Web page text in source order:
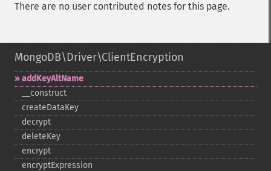
There are no user contributed notes for this page.
MongoDB\Driver\ClientEncryption
addKeyAltName
_​_​construct
createDataKey
decrypt
deleteKey
encrypt
encryptExpression